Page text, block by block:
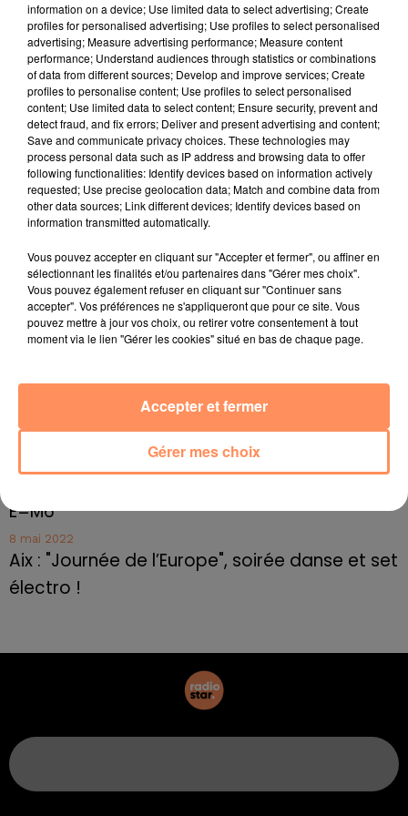
fil actus
4 juillet 2022
Radio Star Live avec Dadju
27 juin 2022
Marseille : une application pour mettre en
relation extras et...
27 juin 2022
Le cocholed pour jouer à la pétanque
jusqu'au bout de la nuit !
10 mai 2022
Toulon : des quais électrifiés pour 2023 !
10 mai 2022
10 mai 2022
Marseille : appel à témoins pour retrouver
Frédéric Pache
E=M6
8 mai 2022
Aix : "Journée de l’Europe", soirée danse et set
électro !
information on a device; Use limited data to select advertising; Create
profiles for personalised advertising; Use profiles to select personalised
advertising; Measure advertising performance; Measure content
performance; Understand audiences through statistics or combinations
of data from different sources; Develop and improve services; Create
profiles to personalise content; Use profiles to select personalised
content; Use limited data to select content; Ensure security, prevent and
detect fraud, and fix errors; Deliver and present advertising and content;
Save and communicate privacy choices. These technologies may
process personal data such as IP address and browsing data to offer
following functionalities: Identify devices based on information actively
requested; Use precise geolocation data; Match and combine data from
other data sources; Link different devices; Identify devices based on
information transmitted automatically.
Vous pouvez accepter en cliquant sur "Accepter et fermer", ou affiner en
sélectionnant les finalités et/ou partenaires dans "Gérer mes choix".
Vous pouvez également refuser en cliquant sur "Continuer sans
accepter". Vos préférences ne s'appliqueront que pour ce site. Vous
pouvez mettre à jour vos choix, ou retirer votre consentement à tout
moment via le lien "Gérer les cookies" situé en bas de chaque page.
Gérer mes choix
Accepter et fermer